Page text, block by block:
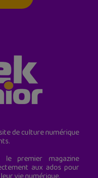
de culture numérique
le premier magazine
aux ados pour